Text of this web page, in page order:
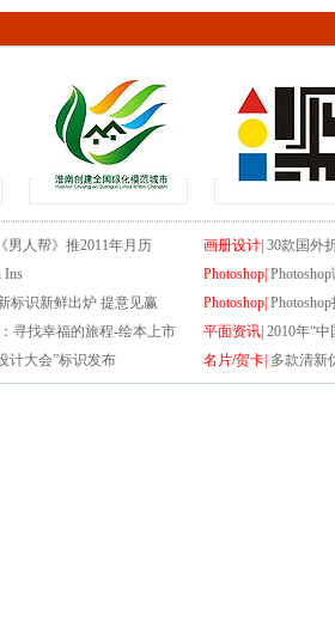
男人帮》推2011年月历 画册设计| 30款国外
Ins Photoshop|
标识新鲜出炉 提意见赢 Photoshop|
寻找幸福的旅程-绘本上市 平面资讯| 2010年“
计大会”标识发布 名片/贺卡| 多款清新